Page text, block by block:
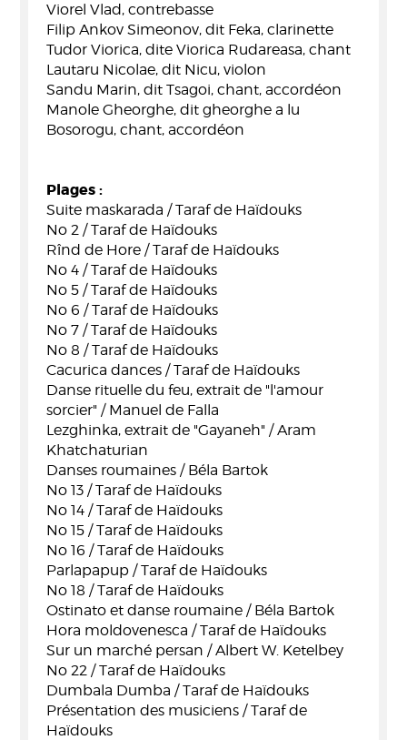
Viorel Vlad, contrebasse
Filip Ankov Simeonov, dit Feka, clarinette
Tudor Viorica, dite Viorica Rudareasa, chant
Lautaru Nicolae, dit Nicu, violon
Sandu Marin, dit Tsagoi, chant, accordéon
Manole Gheorghe, dit gheorghe a lu
Bosorogu, chant, accordéon
Plages :
Suite maskarada / Taraf de Haïdouks
No 2 / Taraf de Haïdouks
Rînd de Hore / Taraf de Haïdouks
No 4 / Taraf de Haïdouks
No 5 / Taraf de Haïdouks
No 6 / Taraf de Haïdouks
No 7 / Taraf de Haïdouks
No 8 / Taraf de Haïdouks
Cacurica dances / Taraf de Haïdouks
Danse rituelle du feu, extrait de "l'amour
sorcier" / Manuel de Falla
Lezghinka, extrait de "Gayaneh" / Aram
Khatchaturian
Danses roumaines / Béla Bartok
No 13 / Taraf de Haïdouks
No 14 / Taraf de Haïdouks
No 15 / Taraf de Haïdouks
No 16 / Taraf de Haïdouks
Parlapapup / Taraf de Haïdouks
No 18 / Taraf de Haïdouks
Ostinato et danse roumaine / Béla Bartok
Hora moldovenesca / Taraf de Haïdouks
Sur un marché persan / Albert W. Ketelbey
No 22 / Taraf de Haïdouks
Dumbala Dumba / Taraf de Haïdouks
Présentation des musiciens / Taraf de
Haïdouks